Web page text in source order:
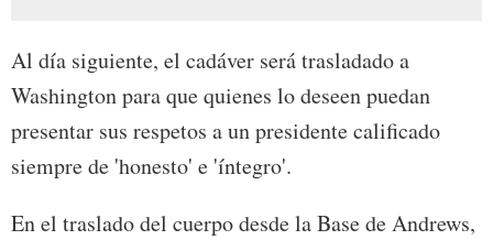
Al día siguiente, el cadáver será trasladado a
Washington para que quienes lo deseen puedan
presentar sus respetos a un presidente calificado
siempre de 'honesto' e 'íntegro'.
En el traslado del cuerpo desde la Base de Andrews,